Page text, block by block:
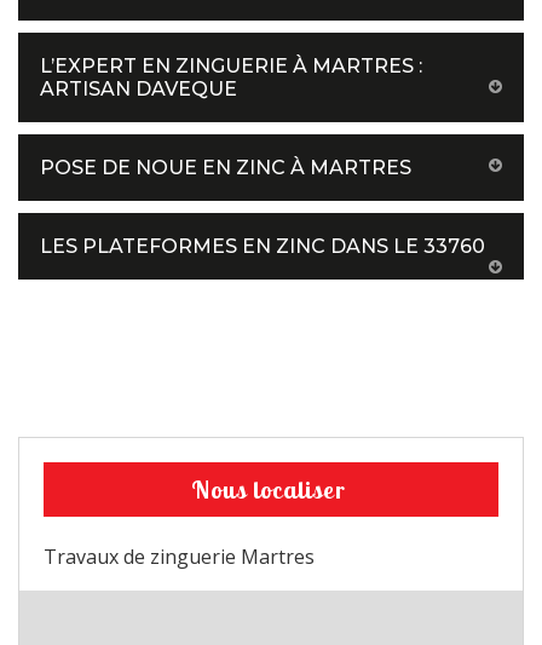
L’EXPERT EN ZINGUERIE À MARTRES :
ARTISAN DAVEQUE
POSE DE NOUE EN ZINC À MARTRES
LES PLATEFORMES EN ZINC DANS LE 33760
Nous localiser
Travaux de zinguerie Martres